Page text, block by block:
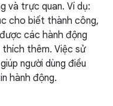
và trực quan. Ví dụ:
cho biết thành công,
các hành động
thêm. Việc sử
người dùng điều
hành động.